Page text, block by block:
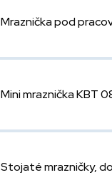
Mraznička pod
Mini mraznička KBT
Stojaté mrazničky,